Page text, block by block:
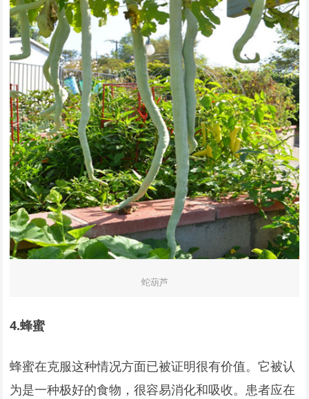
蛇葫芦
4.蜂蜜
蜂蜜在克服这种情况方面已被证明很有价值。它被认
为是一种极好的食物，很容易消化和吸收。患者应在